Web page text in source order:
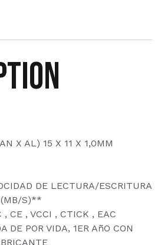
X AL) 15 X 11 X 1,0MM
DE LECTURA/ESCRITURA
(MB/S)**
, CE , VCCI , CTICK , EAC
DE POR VIDA, 1ER AñO CON